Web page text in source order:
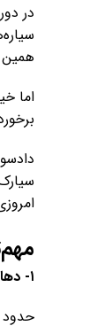
در
همین
اما
۱- دهانه فردفورت آفریقای جنوبی